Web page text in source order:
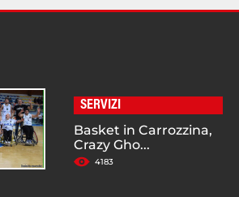
SERVIZI
Basket in Carrozzina,
Crazy Gho...
4183